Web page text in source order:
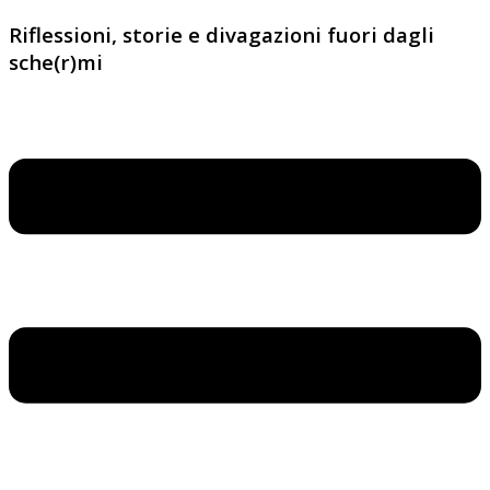
Riflessioni, storie e divagazioni fuori dagli
sche(r)mi